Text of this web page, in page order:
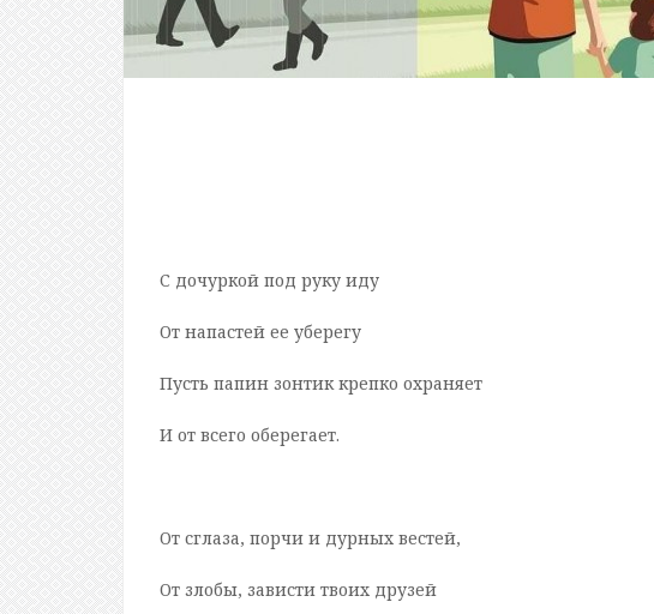
С дочуркой под руку иду
От напастей ее уберегу
Пусть папин зонтик крепко охраняет
И от всего оберегает.
От сглаза, порчи и дурных вестей,
От злобы, зависти твоих друзей